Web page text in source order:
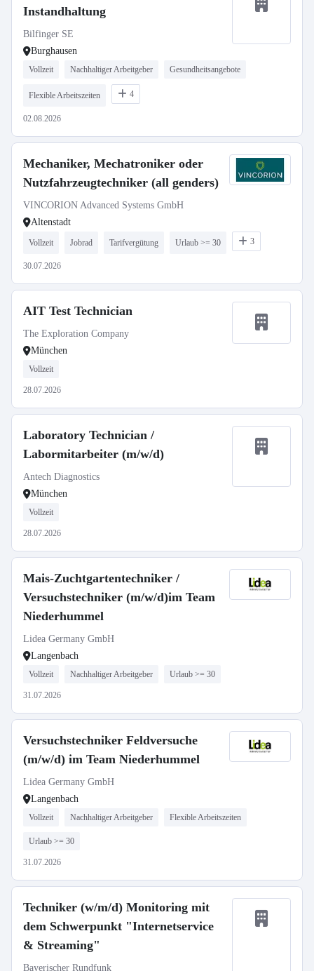
Instandhaltung
Bilfinger SE
Burghausen
Vollzeit Nachhaltiger Arbeitgeber Gesundheitsangebote
Flexible Arbeitszeiten 4
02.08.2026
Mechaniker, Mechatroniker oder
Nutzfahrzeugtechniker (all genders)
VINCORION Advanced Systems GmbH
Altenstadt
Vollzeit Jobrad Tarifvergütung Urlaub >= 30 3
30.07.2026
AIT Test Technician
The Exploration Company
München
Vollzeit
28.07.2026
Laboratory Technician /
Labormitarbeiter (m/w/d)
Antech Diagnostics
München
Vollzeit
28.07.2026
Mais-Zuchtgartentechniker /
Versuchstechniker (m/w/d)im Team
Niederhummel
Lidea Germany GmbH
Langenbach
Vollzeit Nachhaltiger Arbeitgeber Urlaub >= 30
31.07.2026
Versuchstechniker Feldversuche
(m/w/d) im Team Niederhummel
Lidea Germany GmbH
Langenbach
Vollzeit Nachhaltiger Arbeitgeber Flexible Arbeitszeiten
Urlaub >= 30
31.07.2026
Techniker (w/m/d) Monitoring mit
dem Schwerpunkt "Internetservice
& Streaming"
Bayerischer Rundfunk